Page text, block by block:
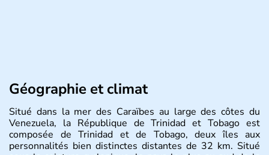
Géographie et climat
Situé dans la mer des Caraïbes au large des côtes du
Venezuela, la République de Trinidad et Tobago est
composée de Trinidad et de Tobago, deux îles aux
personnalités bien distinctes distantes de 32 km. Situé